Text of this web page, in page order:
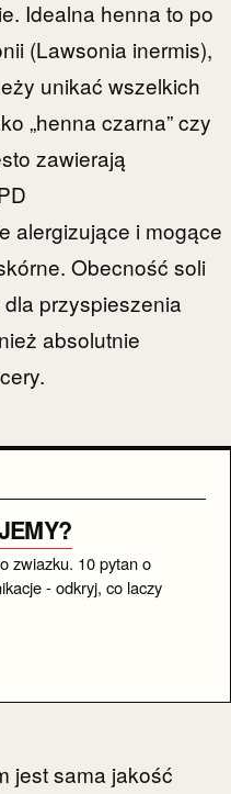
Idealna henna to po
(Lawsonia inermis),
unikać wszelkich
„henna czarna” czy
zawierają
alergizujące i mogące
Obecność soli
przyspieszenia
absolutnie
zwiazku. 10 pytan o
- odkryj, co laczy
jest sama jakość